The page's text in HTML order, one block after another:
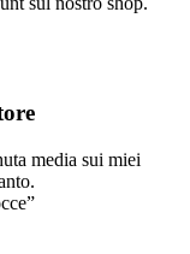
media sui miei